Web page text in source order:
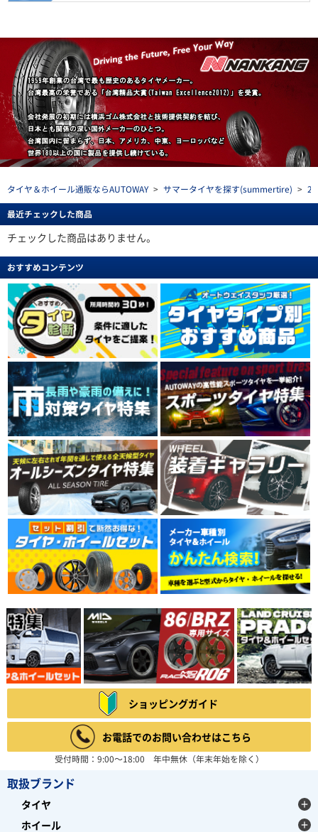
タイヤ＆ホイール通販ならAUTOWAY > サマータイヤを探す(summertire) >
最近チェックした商品
チェックした商品はありません。
おすすめコンテンツ
ショッピングガイド
お電話でのお問い合わせはこちら
受付時間：9:00～18:00 年中無休（年末年始を除く）
取扱ブランド
タイヤ
ホイール